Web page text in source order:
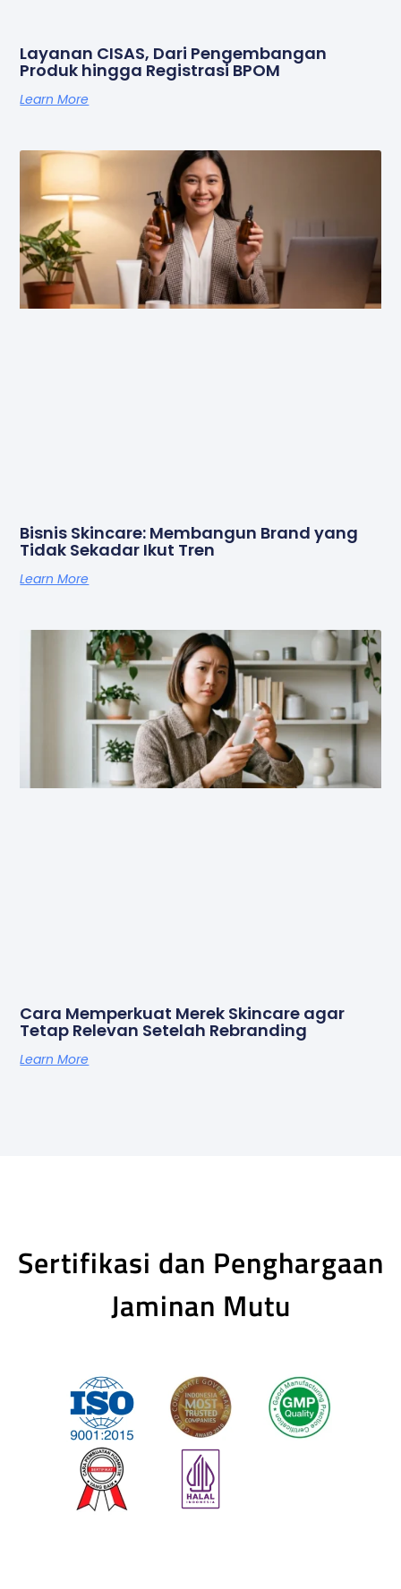
Layanan CISAS, Dari Pengembangan
Produk hingga Registrasi BPOM
Learn More
Bisnis Skincare: Membangun Brand yang
Tidak Sekadar Ikut Tren
Learn More
Cara Memperkuat Merek Skincare agar
Tetap Relevan Setelah Rebranding
Learn More
Sertifikasi dan Penghargaan
Jaminan Mutu